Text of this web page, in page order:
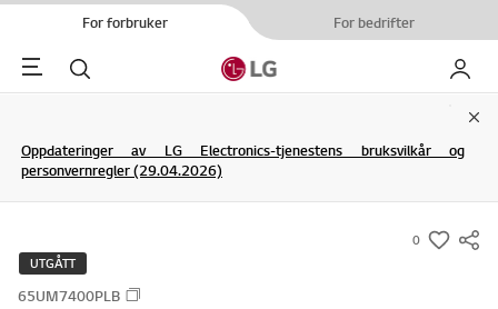
For forbruker For bedrifter
Menu Søk My LG
Oppdateringer av LG Electronics-tjenestens bruksvilkår og
personvernregler (29.04.2026)
0
s
UTGÅTT
65UM7400PLB